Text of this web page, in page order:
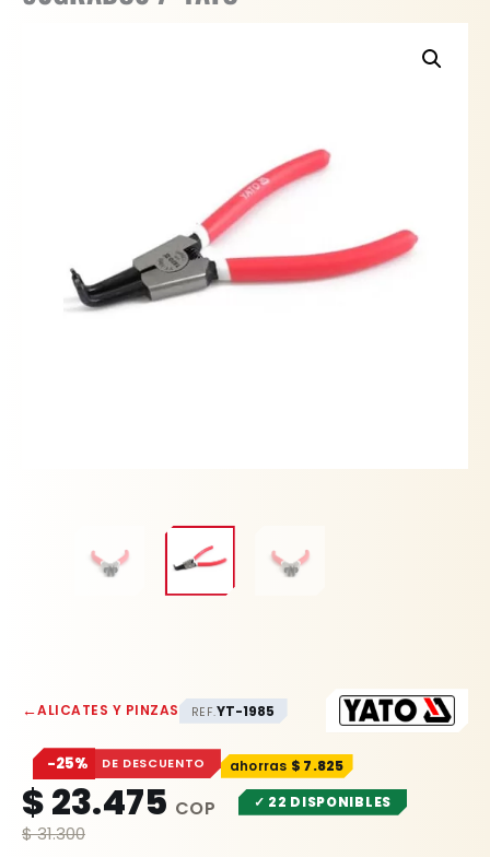
←ALICATES Y PINZAS REF.YT-1985
−25% DE DESCUENTO $ 7.825
$31.300
$23.475 ✓ 22 DISPONIBLES